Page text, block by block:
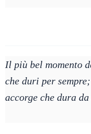
Il più bel momento
che duri per
accorge che dura